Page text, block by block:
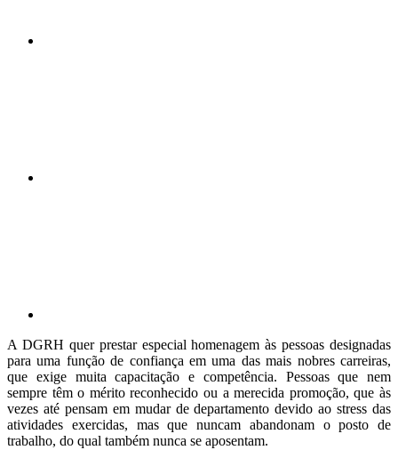
A DGRH quer prestar especial homenagem às pessoas designadas
para uma função de confiança em uma das mais nobres carreiras,
que exige muita capacitação e competência. Pessoas que nem
sempre têm o mérito reconhecido ou a merecida promoção, que às
vezes até pensam em mudar de departamento devido ao stress das
atividades exercidas, mas que nuncam abandonam o posto de
trabalho, do qual também nunca se aposentam.